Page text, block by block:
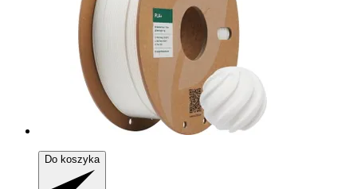
Do koszyka